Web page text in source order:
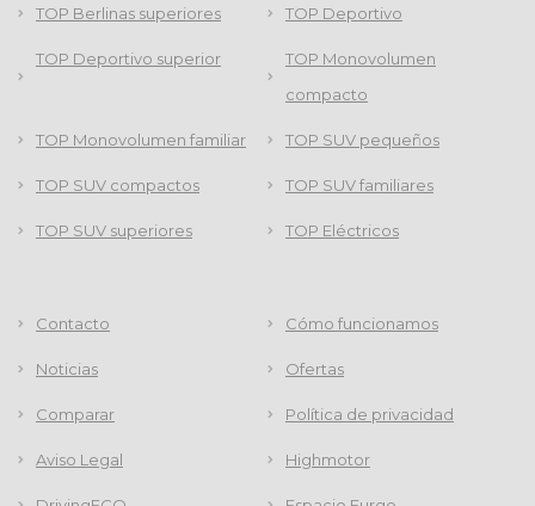
TOP Berlinas superiores TOP Deportivo
TOP Deportivo superior
TOP Monovolumen
compacto
TOP Monovolumen familiar TOP SUV pequeños
TOP SUV compactos TOP SUV familiares
TOP SUV superiores TOP Eléctricos
Contacto Cómo funcionamos
Noticias Ofertas
Comparar Política de privacidad
Aviso Legal Highmotor